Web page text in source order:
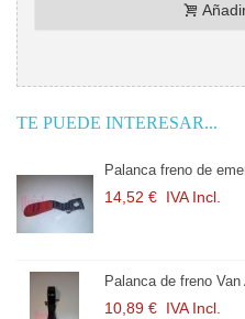
TE PUEDE INTERESAR...
Palanca freno de emergencia
14,52 € IVA Incl.
Palanca de freno Van Allen SP18 (2ª)
10,89 € IVA Incl.